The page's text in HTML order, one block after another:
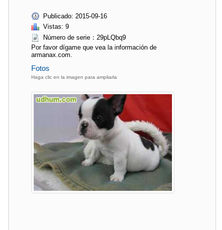
Publicado: 2015-09-16
Vistas: 9
Número de serie：29pLQbq9
Por favor dígame que vea la información de
armanax.com.
Fotos
Haga clic en la imagen para ampliarla